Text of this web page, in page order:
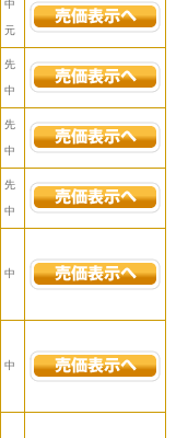
中
元
先
中
先
中
先
中
中
中